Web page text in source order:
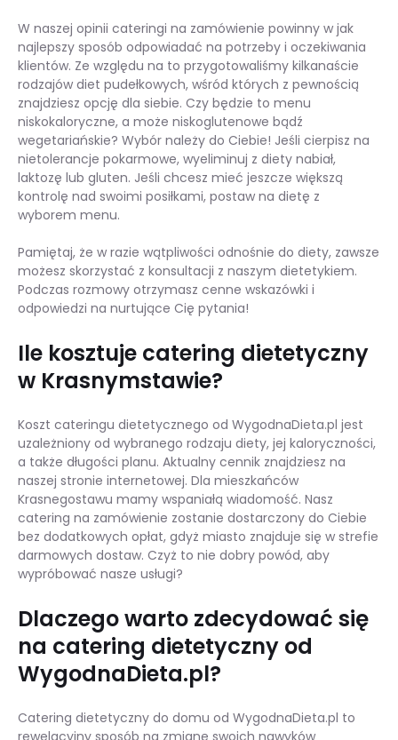
W naszej opinii cateringi na zamówienie powinny w jak
najlepszy sposób odpowiadać na potrzeby i oczekiwania
klientów. Ze względu na to przygotowaliśmy kilkanaście
rodzajów diet pudełkowych, wśród których z pewnością
znajdziesz opcję dla siebie. Czy będzie to menu
niskokaloryczne, a może niskoglutenowe bądź
wegetariańskie? Wybór należy do Ciebie! Jeśli cierpisz na
nietolerancje pokarmowe, wyeliminuj z diety nabiał,
laktozę lub gluten. Jeśli chcesz mieć jeszcze większą
kontrolę nad swoimi posiłkami, postaw na dietę z
wyborem menu.
Pamiętaj, że w razie wątpliwości odnośnie do diety, zawsze
możesz skorzystać z konsultacji z naszym dietetykiem.
Podczas rozmowy otrzymasz cenne wskazówki i
odpowiedzi na nurtujące Cię pytania!
Ile kosztuje catering dietetyczny
w Krasnymstawie?
Koszt cateringu dietetycznego od WygodnaDieta.pl jest
uzależniony od wybranego rodzaju diety, jej kaloryczności,
a także długości planu. Aktualny cennik znajdziesz na
naszej stronie internetowej. Dla mieszkańców
Krasnegostawu mamy wspaniałą wiadomość. Nasz
catering na zamówienie zostanie dostarczony do Ciebie
bez dodatkowych opłat, gdyż miasto znajduje się w strefie
darmowych dostaw. Czyż to nie dobry powód, aby
wypróbować nasze usługi?
Dlaczego warto zdecydować się
na catering dietetyczny od
WygodnaDieta.pl?
Catering dietetyczny do domu od WygodnaDieta.pl to
rewelacyjny sposób na zmianę swoich nawyków